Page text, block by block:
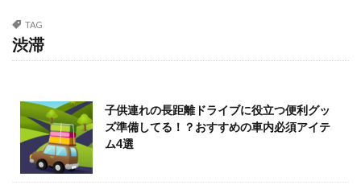
TAG
渋滞
子供連れの長距離ドライブに役立つ便利グッ
ズ準備してる！？おすすめの車内必須アイテ
ム4選